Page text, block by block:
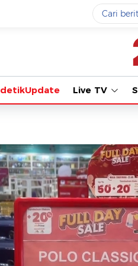
Yang
#3
#5demo
Terakhir
Loading...
detikUpdate Live TV